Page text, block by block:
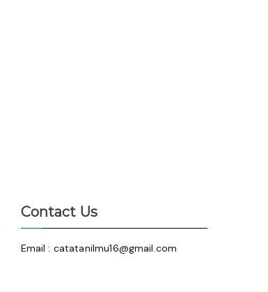
Contact Us
Email : catatanilmu16@gmail.com